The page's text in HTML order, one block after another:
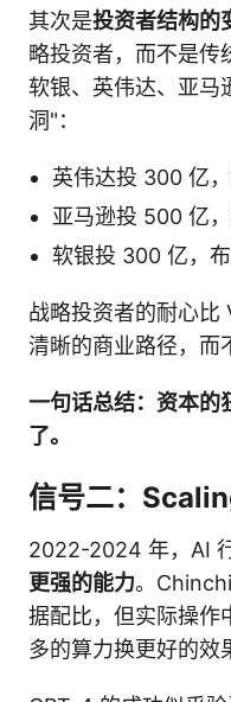
其次是投资者结构的
略投资者，而不是传
软银、英伟达、亚马
洞"：
英伟达投 300 亿
亚马逊投 500 亿
软银投 300 亿，
战略投资者的耐心
清晰的商业路径，而
一句话总结：资本的
了。
信号二：
2022-2024 年，AI
更强的能力。
据配比，但实际操
多的算力换更好的效